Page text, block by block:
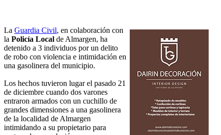
La Guardia Civil, en colaboración con
la Policía Local de Almargen, ha
detenido a 3 individuos por un delito
de robo con violencia e intimidación en
una gasolinera del municipio.
Los hechos tuvieron lugar el pasado 21
de diciembre cuando dos varones
entraron armados con un cuchillo de
grandes dimensiones a una gasolinera
de la localidad de Almargen
intimidando a su propietario para